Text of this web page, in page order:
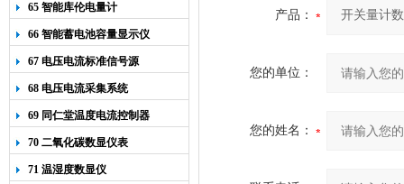
65 智能库伦电量计
66 智能蓄电池容量显示仪
67 电压电流标准信号源
68 电压电流采集系统
69 同仁堂温度电流控制器
70 二氧化碳数显仪表
71 温湿度数显仪
产品：
您的单位：
您的姓名：